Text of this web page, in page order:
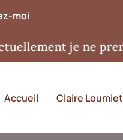
moi
je ne prends
Accueil Claire Loumiet